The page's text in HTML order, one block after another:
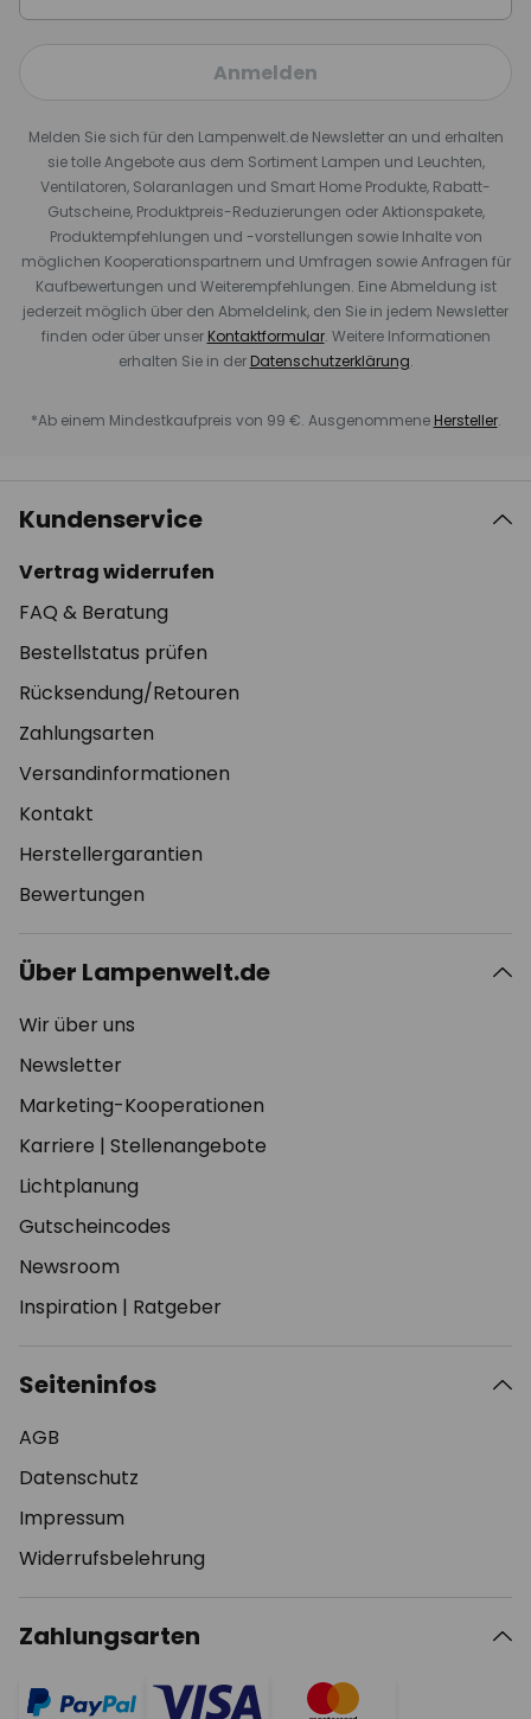
Anmelden
Melden Sie sich für den Lampenwelt.de Newsletter an und erhalten
sie tolle Angebote aus dem Sortiment Lampen und Leuchten,
Ventilatoren, Solaranlagen und Smart Home Produkte, Rabatt-
Gutscheine, Produktpreis-Reduzierungen oder Aktionspakete,
Produktempfehlungen und -vorstellungen sowie Inhalte von
möglichen Kooperationspartnern und Umfragen sowie Anfragen für
Kaufbewertungen und Weiterempfehlungen. Eine Abmeldung ist
jederzeit möglich über den Abmeldelink, den Sie in jedem Newsletter
finden oder über unser Kontaktformular. Weitere Informationen
erhalten Sie in der Datenschutzerklärung.
*Ab einem Mindestkaufpreis von 99 €. Ausgenommene Hersteller.
Kundenservice
Vertrag widerrufen
FAQ & Beratung
Bestellstatus prüfen
Rücksendung/Retouren
Zahlungsarten
Versandinformationen
Kontakt
Herstellergarantien
Bewertungen
Über Lampenwelt.de
Wir über uns
Newsletter
Marketing-Kooperationen
Karriere | Stellenangebote
Lichtplanung
Gutscheincodes
Newsroom
Inspiration | Ratgeber
Seiteninfos
AGB
Datenschutz
Impressum
Widerrufsbelehrung
Zahlungsarten